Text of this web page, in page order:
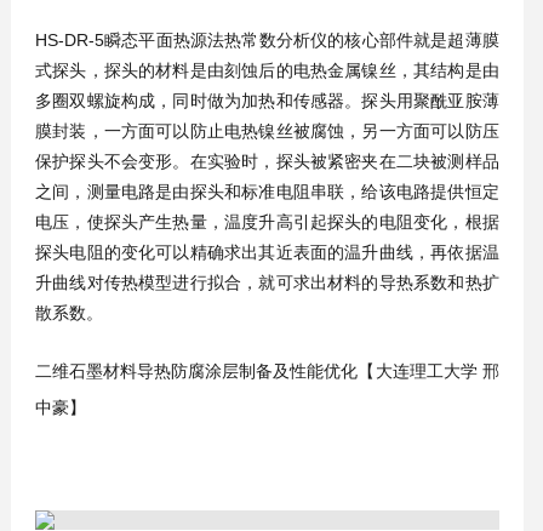
HS-DR-5瞬态平面热源法热常数分析仪的核心部件就是超薄膜
式探头，探头的材料是由刻蚀后的电热金属镍丝，其结构是由
多圈双螺旋构成，同时做为加热和传感器。探头用聚酰亚胺薄
膜封装，一方面可以防止电热镍丝被腐蚀，另一方面可以防压
保护探头不会变形。在实验时，探头被紧密夹在二块被测样品
之间，测量电路是由探头和标准电阻串联，给该电路提供恒定
电压，使探头产生热量，温度升高引起探头的电阻变化，根据
探头电阻的变化可以精确求出其近表面的温升曲线，再依据温
升曲线对传热模型进行拟合，就可求出材料的导热系数和热扩
散系数。
二维石墨材料导热防腐涂层制备及性能优化【 大连理工大学 邢
中豪】